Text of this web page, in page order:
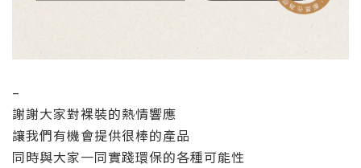
–
謝謝大家對裸裝的熱情響應
讓我們有機會提供很棒的產品
同時與大家一同實踐環保的各種可能性